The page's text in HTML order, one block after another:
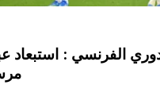
الفرنسي : استبعاد